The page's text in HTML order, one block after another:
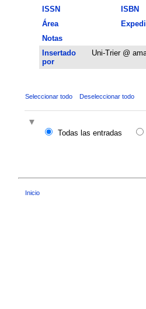
ISSN
ISBN
Área
Notas
Insertado
por
Uni-Trier @
Seleccionar todo Deseleccionar todo
Todas las entradas
Inicio